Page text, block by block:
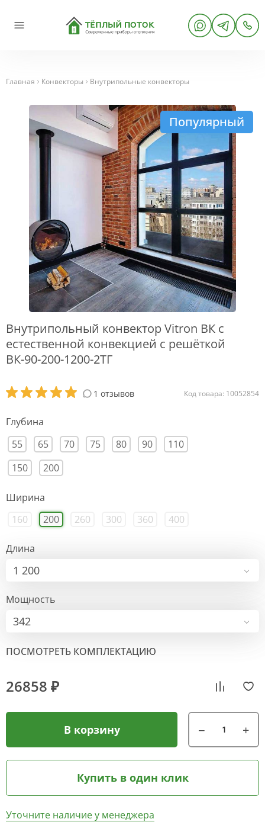
Главная Конвекторы Внутрипольные конвекторы
Популярный
Внутрипольный конвектор Vitron ВК с
естественной конвекцией с решёткой
ВК-90-200-1200-2ТГ
1 отзывов Код товара: 10052854
Глубина
55
65 70 75 80 90
110
150
200
Ширина
160
200 260 300 360 400
Длина
1 200
Мощность
342
ПОСМОТРЕТЬ КОМПЛЕКТАЦИЮ
26858 ₽
В корзину
Купить в один клик
Уточните наличие у менеджера